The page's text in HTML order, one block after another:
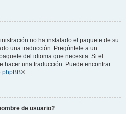
no ha instalado el paquete de su
una traducción. Pregúntele a un
del idioma que necesita. Si el
hacer una traducción. Puede encontrar
phpBB®
de usuario?